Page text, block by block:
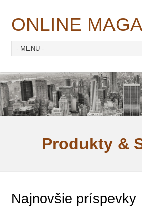
ONLINE
Produkty &
Najnovšie príspevky